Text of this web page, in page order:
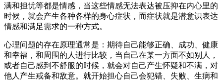
满和担忧等都是情感，当这些情感无法表达被压抑在内心里的
时候，就会产生各种各样的身心症状，而症状就是潜意识表达
情感和满足需求的一种方式。
心理问题的存在原理通常是：期待自己能够正确、成功、健康
和幸福，和周围的人进行比较，当自己在某一方面不如别人，
或者自己感到不舒服的时候，就会对自己产生怀疑和不满，对
他人产生戒备和敌意。就开始担心自己会犯错、失败、生病和